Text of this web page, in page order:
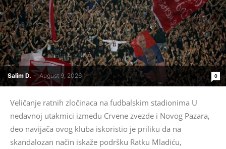
Salim D. - August 9, 2026 0
Veličanje ratnih zločinaca na fudbalskim stadionima U
nedavnoj utakmici između Crvene zvezde i Novog Pazara,
deo navijača ovog kluba iskoristio je priliku da na
skandalozan način iskaže podršku Ratku Mladiću,